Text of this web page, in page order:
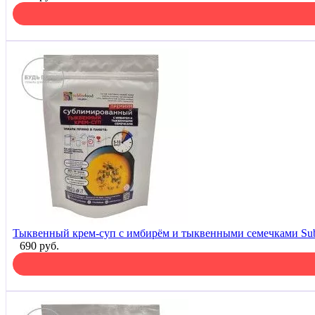
Тыквенный крем-суп с имбирём и тыквенными семечками
690 руб.